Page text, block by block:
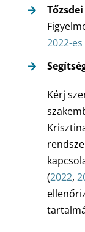
2022-
Kérj
(2022,